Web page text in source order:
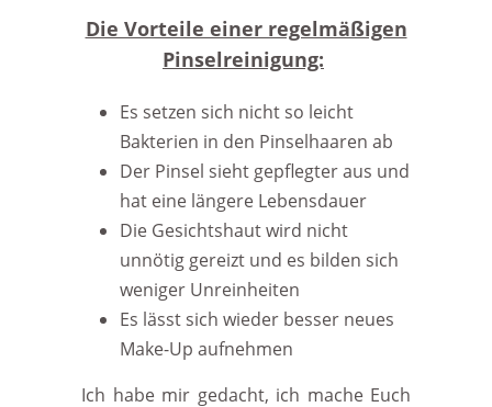
Die Vorteile einer regelmäßigen
Pinselreinigung:
Es setzen sich nicht so leicht
Bakterien in den Pinselhaaren ab
Der Pinsel sieht gepflegter aus und
hat eine längere Lebensdauer
Die Gesichtshaut wird nicht
unnötig gereizt und es bilden sich
weniger Unreinheiten
Es lässt sich wieder besser neues
Make-Up aufnehmen
Ich habe mir gedacht, ich mache Euch